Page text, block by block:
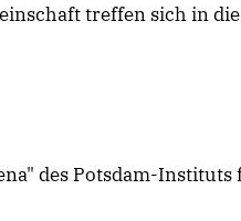
treffen sich in
des Potsdam-Instituts